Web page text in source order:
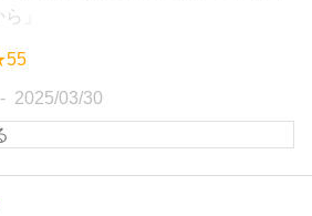
」
2025/03/30